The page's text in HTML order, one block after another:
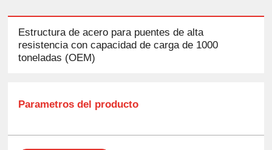
Estructura de acero para puentes de alta
resistencia con capacidad de carga de 1000
toneladas (OEM)
Parametros del producto